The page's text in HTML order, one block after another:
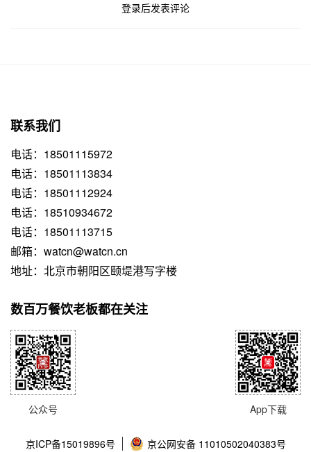
登录后发表评论
联系我们
电话：18501115972
电话：18501113834
电话：18501112924
电话：18510934672
电话：18501113715
邮箱：watcn@watcn.cn
地址：北京市朝阳区颐堤港写字楼
数百万餐饮老板都在关注
公众号 App下载
京ICP备15019896号 京公网安备 11010502040383号